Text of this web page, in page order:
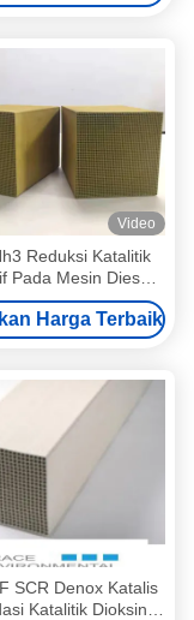
Video
Reduksi Katalitik
Pada Mesin Diesel
Molekul Katalis
Sdpf
Harga Terbaik
SCR Denox Katalis
Katalitik Dioksin